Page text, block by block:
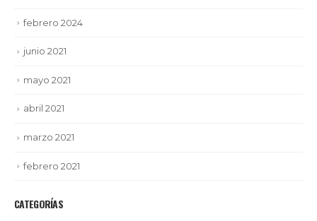
febrero 2024
junio 2021
mayo 2021
abril 2021
marzo 2021
febrero 2021
CATEGORÍAS